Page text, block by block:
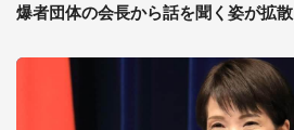
爆者団体の会長から話を聞く姿が拡散